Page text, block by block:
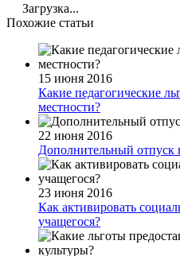
Загрузка...
Похожие статьи
15 июня 2016
Какие педагогические
местности?
22 июня 2016
Дополнительный отпуск
23 июня 2016
Как активировать
учащегося?